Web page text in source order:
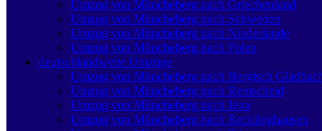
Umzug von Müncheberg nach Griechenland
Umzug von Müncheberg nach Schweden
Umzug von Müncheberg nach Niederlande
Umzug von Müncheberg nach Polen
deutschlandweite Umzüge
Umzug von Müncheberg nach Bergisch
Umzug von Müncheberg nach Remscheid
Umzug von Müncheberg nach Jena
Umzug von Müncheberg nach Recklinghausen